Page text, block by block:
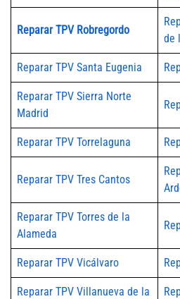
Reparar TPV Robregordo
de
Reparar TPV Santa Eugenia
Reparar TPV Sierra Norte
Madrid
Reparar TPV Torrelaguna
Reparar TPV Tres Cantos
Reparar TPV Torres de la
Alameda
Reparar TPV Vicálvaro
Reparar TPV Villanueva de la